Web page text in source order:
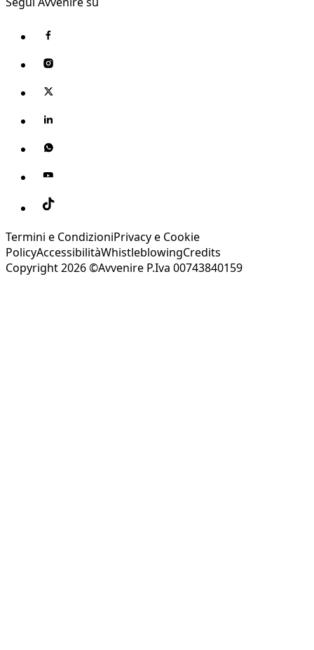
Termini e CondizioniPrivacy e Cookie
PolicyAccessibilitàWhistleblowingCredits
Copyright 2026 ©Avvenire P.Iva 00743840159